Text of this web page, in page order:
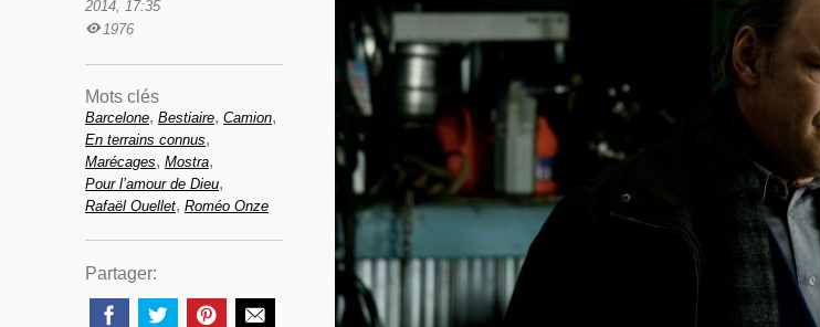
2014, 17:35
1976
Mots clés
Barcelone, Bestiaire, Camion,
En terrains connus,
Marécages, Mostra,
Pour l’amour de Dieu,
Rafaël Ouellet, Roméo Onze
Partager: